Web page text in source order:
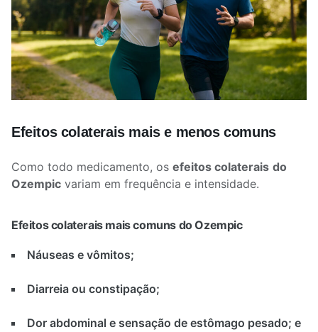
Efeitos colaterais mais e menos comuns
Como todo medicamento, os efeitos colaterais do
Ozempic variam em frequência e intensidade.
Efeitos colaterais mais comuns do Ozempic
Náuseas e vômitos;
Diarreia ou constipação;
Dor abdominal e sensação de estômago pesado; e